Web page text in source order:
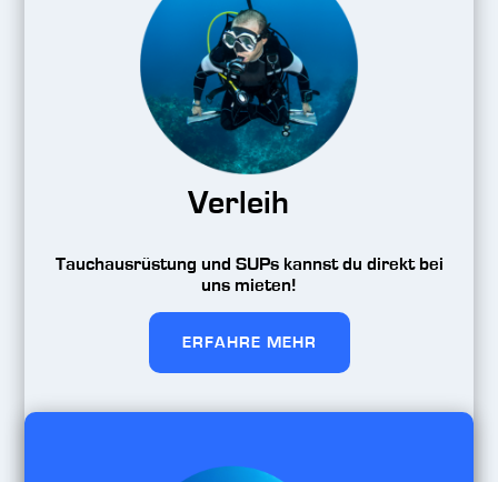
Verleih
Tauchausrüstung und SUPs kannst du direkt bei
uns mieten!
ERFAHRE MEHR